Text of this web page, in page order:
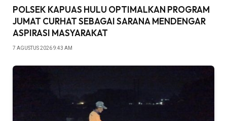
POLSEK KAPUAS HULU OPTIMALKAN PROGRAM
JUMAT CURHAT SEBAGAI SARANA MENDENGAR
ASPIRASI MASYARAKAT
7 AGUSTUS 2026 9:43 AM